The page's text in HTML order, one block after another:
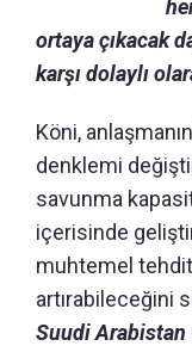
ortaya çıkacak
karşı dolaylı
Köni,
denklemi
savunma
içerisinde
muhtemel
artırabileceğini
Suudi Arabistan